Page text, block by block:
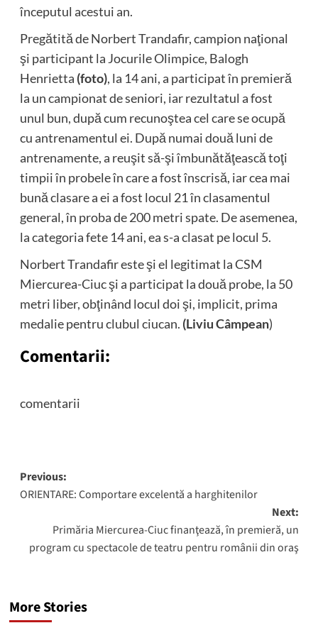
începutul acestui an.
Pregătită de Norbert Trandafir, campion naţional
şi participant la Jocurile Olimpice, Balogh
Henrietta (foto), la 14 ani, a participat în premieră
la un campionat de seniori, iar rezultatul a fost
unul bun, după cum recunoştea cel care se ocupă
cu antrenamentul ei. După numai două luni de
antrenamente, a reuşit să-şi îmbunătăţească toţi
timpii în probele în care a fost înscrisă, iar cea mai
bună clasare a ei a fost locul 21 în clasamentul
general, în proba de 200 metri spate. De asemenea,
la categoria fete 14 ani, ea s-a clasat pe locul 5.
Norbert Trandafir este şi el legitimat la CSM
Miercurea-Ciuc şi a participat la două probe, la 50
metri liber, obţinând locul doi şi, implicit, prima
medalie pentru clubul ciucan. (Liviu Câmpean)
Comentarii:
comentarii
Post
navigation
Previous:
ORIENTARE: Comportare excelentă a harghitenilor
Next:
Primăria Miercurea-Ciuc finanţează, în premieră, un
program cu spectacole de teatru pentru românii din oraş
More Stories